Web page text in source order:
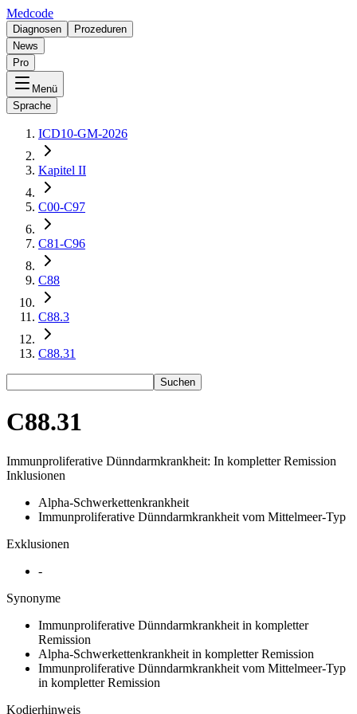
Medcode
Diagnosen
Prozeduren
News
Pro
Menü
Sprache
ICD10-GM-2026
Kapitel II
C00-C97
C81-C96
C88
C88.3
C88.31
Suchen
C88.31
Immunproliferative Dünndarmkrankheit: In kompletter Remission
Inklusionen
Alpha-Schwerkettenkrankheit
Immunproliferative Dünndarmkrankheit vom Mittelmeer-Typ
Exklusionen
-
Synonyme
Immunproliferative Dünndarmkrankheit in kompletter
Remission
Alpha-Schwerkettenkrankheit in kompletter Remission
Immunproliferative Dünndarmkrankheit vom Mittelmeer-Typ
in kompletter Remission
Kodierhinweis